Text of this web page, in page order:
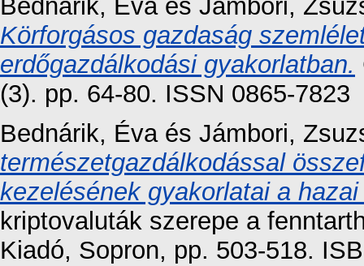
Bednárik, Évaés Jámbori,
Körforgásos gazdaság
erdőgazdálkodási gyakorlatban.
(3). pp. 64-80. ISSN 0865-7823
Bednárik, Évaés Jámbori,
természetgazdálkodással
kezelésének gyakorlatai a
kriptovaluták szerepe a
Kiadó, Sopron, pp. 503-518.